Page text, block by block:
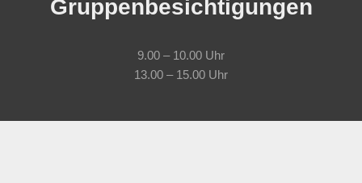
Gruppenbesichtigungen
9.00 – 10.00 Uhr
13.00 – 15.00 Uhr